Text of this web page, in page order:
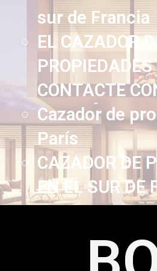
sur de Francia
EL CAZADOR
CONTACTE
Cazador de
París
CAZADOR DE
EN EL SUR DE